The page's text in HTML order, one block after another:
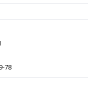
78